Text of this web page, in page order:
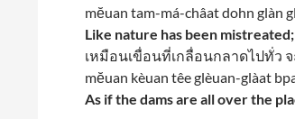
mĕuan tam-má-châat dohn glàn
Like nature has been
เหมือนเขื่อนที่เกลื่อนกลาดไปทั่ว
mĕuan kèuan têe glèuan-glàat
As if the dams are all over the